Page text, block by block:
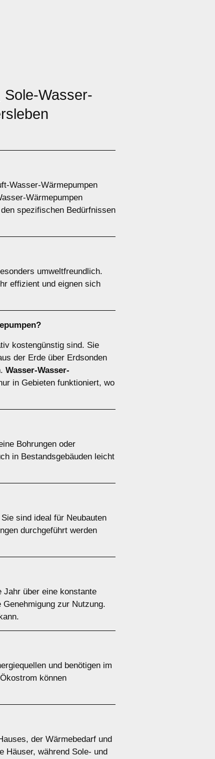
Sole-Wasser-
Wasser-Wärmepumpen
Wärmepumpen
spezifischen Bedürfnissen
umweltfreundlich.
effizient und eignen sich
?
kostengünstig sind. Sie
der Erde über Erdsonden
Wasser-Wasser-
in Gebieten funktioniert, wo
Bohrungen oder
in Bestandsgebäuden leicht
sind ideal für Neubauten
durchgeführt werden
Jahr über eine konstante
zur Nutzung.
und benötigen im
können
der Wärmebedarf und
Häuser, während Sole- und